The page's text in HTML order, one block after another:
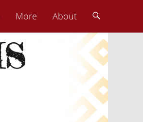
More About